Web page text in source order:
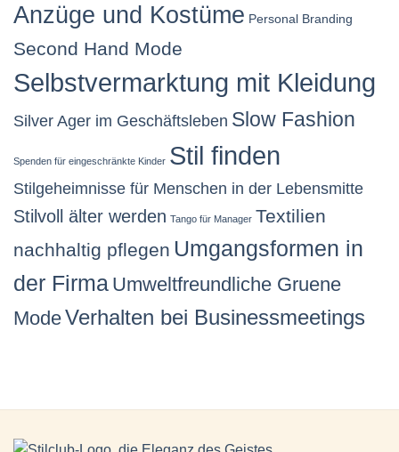
Anzüge und Kostüme Personal Branding
Second Hand Mode
Selbstvermarktung mit Kleidung
Silver Ager im Geschäftsleben Slow Fashion
Spenden für eingeschränkte Kinder Stil finden
Stilgeheimnisse für Menschen in der Lebensmitte
Stilvoll älter werden Tango für Manager Textilien
nachhaltig pflegen Umgangsformen in
der Firma Umweltfreundliche Gruene
ModeVerhalten bei Businessmeetings